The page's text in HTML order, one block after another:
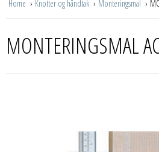
Home
Knotter og håndtak Monteringsmal
MONTERINGSMAL